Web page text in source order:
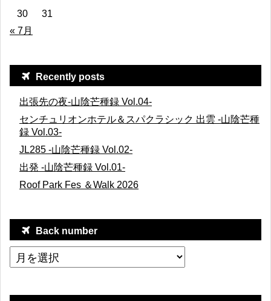
30
31
« 7月
Recently posts
出張先の夜-山陰芒種録 Vol.04-
センチュリオンホテル＆スパクラシック 出雲 -山陰芒種
録 Vol.03-
JL285 -山陰芒種録 Vol.02-
出発 -山陰芒種録 Vol.01-
Roof Park Fes ＆Walk 2026
Back number